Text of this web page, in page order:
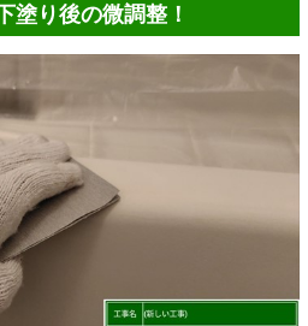
塗り後の微調整！